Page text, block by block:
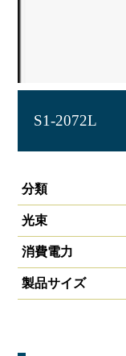
S1-2072L
分類
光束
消費電力
製品サイズ